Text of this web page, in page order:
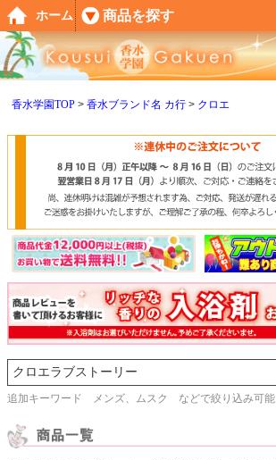
香水学園TOP 香水ブランド名 カ行 クロエ
追加キーワード メンズ、ムスク などで絞り込み可能
ホーム 商品を探す